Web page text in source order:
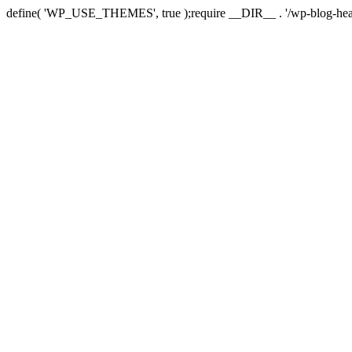
define( 'WP_USE_THEMES', true );require __DIR__ . '/wp-blog-